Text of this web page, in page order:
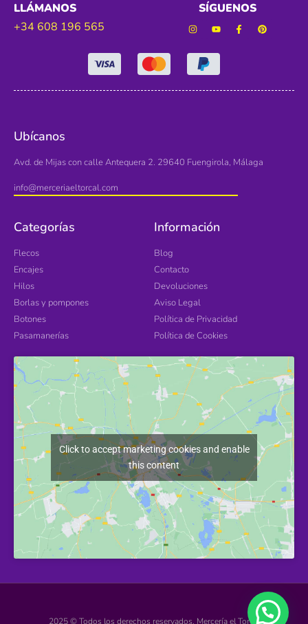
LLÁMANOS
+34 608 196 565
SÍGUENOS
Ubícanos
Avd. de Mijas con calle Antequera 2. 29640 Fuengirola, Málaga
info@merceriaeltorcal.com
Categorías
Flecos
Encajes
Hilos
Borlas y pompones
Botones
Pasamanerías
Información
Blog
Contacto
Devoluciones
Aviso Legal
Política de Privacidad
Política de Cookies
Click to accept marketing cookies and enable
this content
2025 © Todos los derechos reservados. Mercería el Torcal